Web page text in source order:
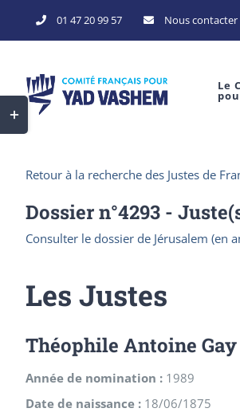
to
01 47 20 99 57 Nous contacter
Le
Retour à la recherche des Justes de
Dossier n°4293 -
Consulter le dossier de Jérusalem (en
Les Justes
Théophile Antoine Gay
Année de nomination : 1989
Date de naissance : 18/06/1875
Toggle
Sliding